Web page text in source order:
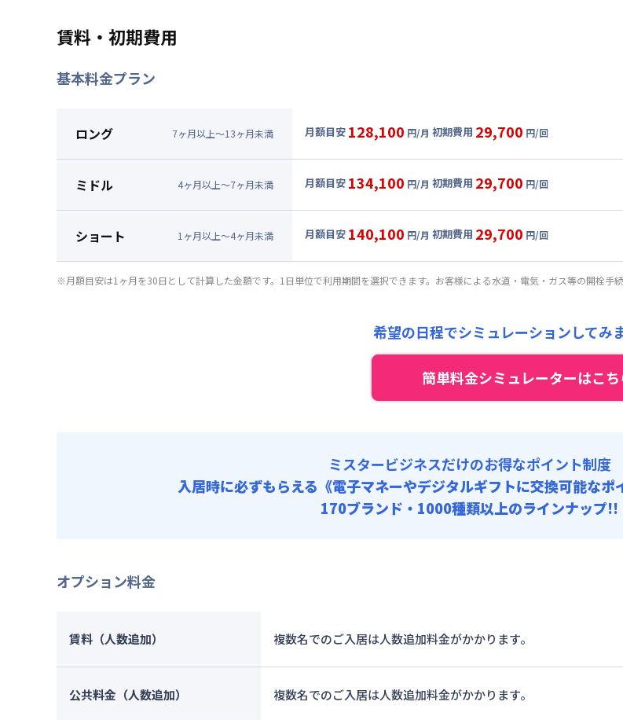
賃料・初期費用
基本料金プラン
ロング 7ヶ月以上～13ヶ月未満 月額目安 128,100 円/月 初期費用 29,700 円/回
105,000円/月 (3,500円/日)
光熱費他 : 21,000円/月 (700円/日) (税抜)
清掃料他 : 27,000円/回 (税抜)
ミドル 4ヶ月以上～7ヶ月未満 月額目安 134,100 円/月 初期費用 29,700 円/回
111,000円/月 (3,700円/日)
光熱費他 : 21,000円/月 (700円/日) (税抜)
清掃料他 : 27,000円/回 (税抜)
ショート 1 ヶ月以上～4ヶ月未満 月額目安 140,100 円/月 初期費用 29,700 円/回
月額賃料目安(30日利用)
27,000円/回 (税抜)
※月額目安は1ヶ月を30日として計算した金額です。1日単位で利用期間を選択できます。お客様による水道・電気・ガス等の開栓手続
希望の日程でシミュレーションしてみ
簡単料金シミュレーターはこち
ミスタービジネスだけのお得なポイント制度
入居時に必ずもらえる 《電子マネーやデジタルギフトに交換可能なポ
170ブランド・1000種類以上のラインナップ!!
オプション料金
賃料（人数追加） 複数名でのご入居は人数追加料金がかかります。
公共料金（人数追加） 複数名でのご入居は人数追加料金がかかります。